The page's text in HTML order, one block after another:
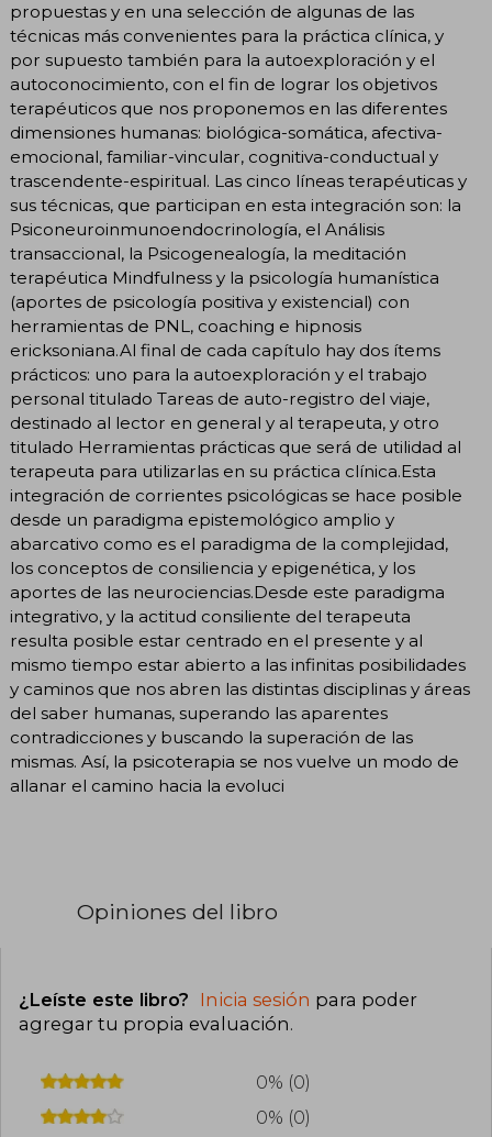
propuestas y en una selección de algunas de las
técnicas más convenientes para la práctica clínica, y
por supuesto también para la autoexploración y el
autoconocimiento, con el fin de lograr los objetivos
terapéuticos que nos proponemos en las diferentes
dimensiones humanas: biológica-somática, afectiva-
emocional, familiar-vincular, cognitiva-conductual y
trascendente-espiritual. Las cinco líneas terapéuticas y
sus técnicas, que participan en esta integración son: la
Psiconeuroinmunoendocrinología, el Análisis
transaccional, la Psicogenealogía, la meditación
terapéutica Mindfulness y la psicología humanística
(aportes de psicología positiva y existencial) con
herramientas de PNL, coaching e hipnosis
ericksoniana.Al final de cada capítulo hay dos ítems
prácticos: uno para la autoexploración y el trabajo
personal titulado Tareas de auto-registro del viaje,
destinado al lector en general y al terapeuta, y otro
titulado Herramientas prácticas que será de utilidad al
terapeuta para utilizarlas en su práctica clínica.Esta
integración de corrientes psicológicas se hace posible
desde un paradigma epistemológico amplio y
abarcativo como es el paradigma de la complejidad,
los conceptos de consiliencia y epigenética, y los
aportes de las neurociencias.Desde este paradigma
integrativo, y la actitud consiliente del terapeuta
resulta posible estar centrado en el presente y al
mismo tiempo estar abierto a las infinitas posibilidades
y caminos que nos abren las distintas disciplinas y áreas
del saber humanas, superando las aparentes
contradicciones y buscando la superación de las
mismas. Así, la psicoterapia se nos vuelve un modo de
allanar el camino hacia la evoluci
Opiniones del libro
¿Leíste este libro? Inicia sesión para poder
agregar tu propia evaluación.
0% (0)
0% (0)